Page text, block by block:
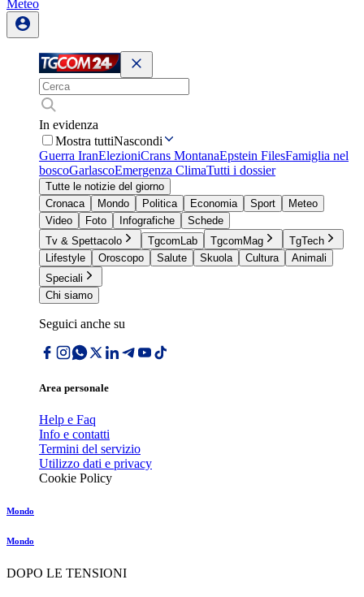
Meteo
In evidenza
Mostra tuttiNascondi
Guerra IranElezioniCrans MontanaEpstein FilesFamiglia nel
boscoGarlascoEmergenza ClimaTutti i dossier
Tutte le notizie del giorno
Cronaca
Mondo Politica Economia Sport
Meteo
Video
Foto Infografiche
Schede
Tv & Spettacolo
TgcomLab TgcomMag
TgTech
Lifestyle
Oroscopo Salute Skuola Cultura
Animali
Speciali
Chi siamo
Seguici anche su
Area personale
Help e Faq
Info e contatti
Termini del servizio
Utilizzo dati e privacy
Cookie Policy
Mondo
Mondo
DOPO LE TENSIONI